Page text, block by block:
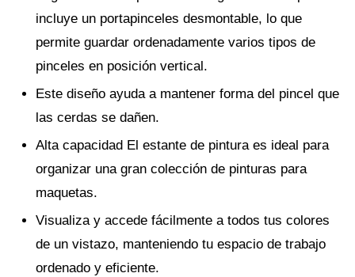
incluye un portapinceles desmontable, lo que
permite guardar ordenadamente varios tipos de
pinceles en posición vertical.
Este diseño ayuda a mantener forma del pincel que
las cerdas se dañen.
Alta capacidad El estante de pintura es ideal para
organizar una gran colección de pinturas para
maquetas.
Visualiza y accede fácilmente a todos tus colores
de un vistazo, manteniendo tu espacio de trabajo
ordenado y eficiente.